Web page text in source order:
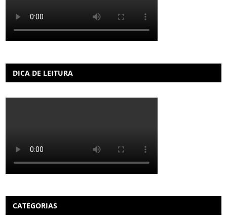
DICA DE LEITURA
CATEGORIAS